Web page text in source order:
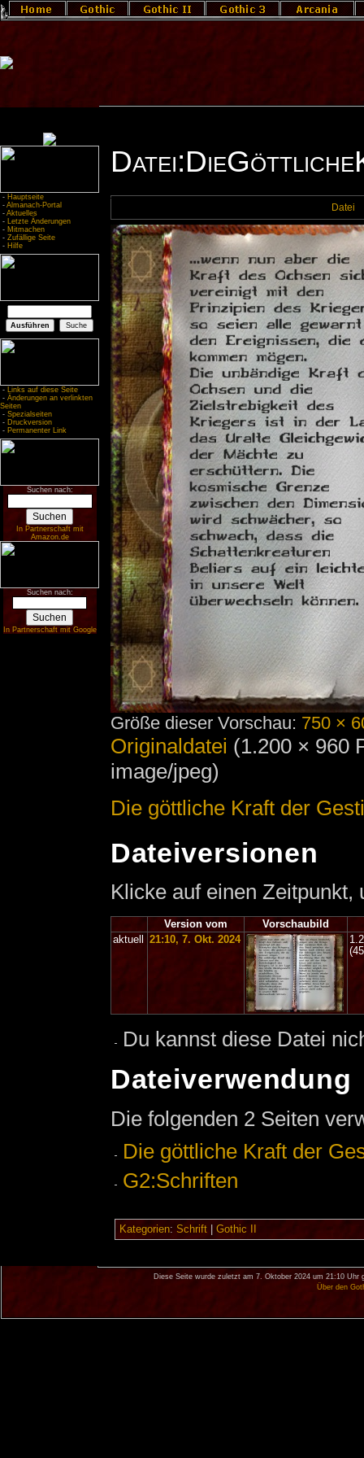
- Hauptseite
- Almanach-Portal
- Aktuelles
- Letzte Änderungen
- Mitmachen
- Zufällige Seite
- Hilfe
- Links auf diese Seite
- Änderungen an verlinkten
Seiten
- Spezialseiten
- Druckversion
- Permanenter Link
Suchen nach:
In Partnerschaft mit
Amazon.de
Suchen nach:
In Partnerschaft mit Google
Datei
Größe dieser Vorschau: 750 ×
Originaldatei (1.200 × 960
image/jpeg)
Die göttliche Kraft der
Dateiversionen
Klicke auf einen
Version vom
Vorschaubild
aktuell
21:10, 7. Okt. 2024
Du kannst diese Datei
Dateiverwendung
Die folgenden 2 Seiten
Die göttliche Kraft der
G2:Schriften
Kategorien: Schrift| Gothic II
Diese Seite wurde zuletzt am 7. Oktober 2024 um 21:10 Uhr
Über den